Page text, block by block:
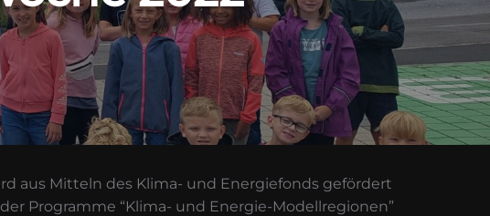
aus Mitteln des Klima- und Energiefonds gefördert
Programme “Klima- und Energie-Modellregionen”